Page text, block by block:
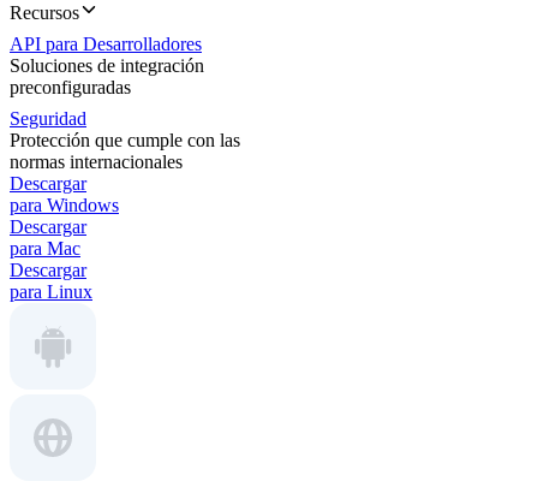
Recursos
API para Desarrolladores
Soluciones de integración
preconfiguradas
Seguridad
Protección que cumple con las
normas internacionales
Descargar
para Windows
Descargar
para Mac
Descargar
para Linux